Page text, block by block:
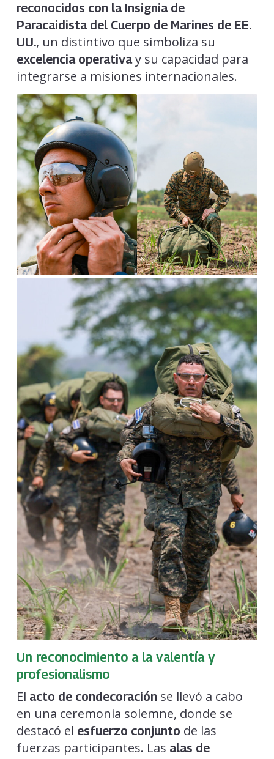
reconocidos con la Insignia de
Paracaidista del Cuerpo de Marines de EE.
UU., un distintivo que simboliza su
excelencia operativay su capacidad para
integrarse a misiones internacionales.
Un reconocimiento a la valentía y
profesionalismo
El acto de condecoración se llevó a cabo
en una ceremonia solemne, donde se
destacó el esfuerzo conjunto de las
fuerzas participantes. Las alas de